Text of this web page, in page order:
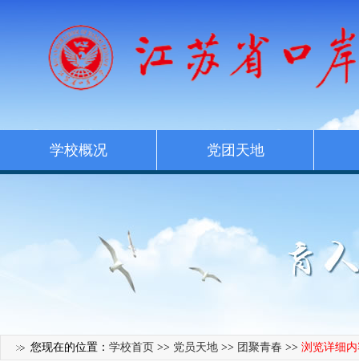
学校概况 党团天地
您现在的位置： 学校首页 >> 党员天地 >> 团聚青春 >> 浏览详细